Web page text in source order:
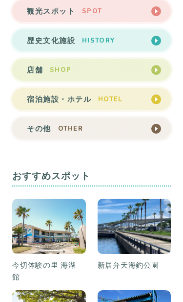
SPOT
観光スポット
HISTORY
歴史文化施設
SHOP
店舗
HOTEL
宿泊施設・ホテル
OTHER
その他
おすすめスポット
今切体験の里 海湖
館
新居弁天海釣公園